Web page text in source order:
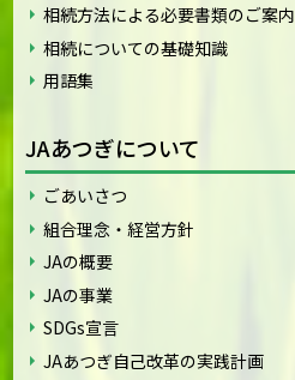
相続方法による必要書類のご案内
相続についての基礎知識
用語集
JAあつぎについて
ごあいさつ
組合理念・経営方針
JAの概要
JAの事業
SDGs宣言
JAあつぎ自己改革の実践計画